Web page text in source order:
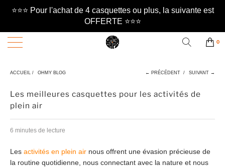
⭐️⭐️⭐️ Pour l'achat de 4 casquettes ou plus, la suivante est
OFFERTE ⭐️⭐️⭐️
0
ACCUEIL / OHMY BLOG ← PRÉCÉDENT / SUIVANT →
Les meilleures casquettes pour les activités de
plein air
6 minutes de lecture
Les activités en plein air nous offrent une évasion précieuse de
la routine quotidienne, nous connectant avec la nature et nous